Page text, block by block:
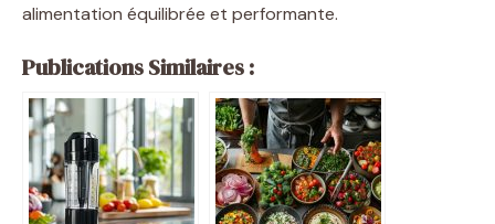
alimentation équilibrée et performante.
Publications Similaires :